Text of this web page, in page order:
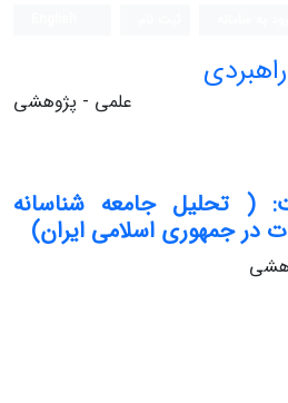
علمی - پژوهشی
( تحلیل جامعه‏ شناسانه
در جمهوری اسلامی ایران)